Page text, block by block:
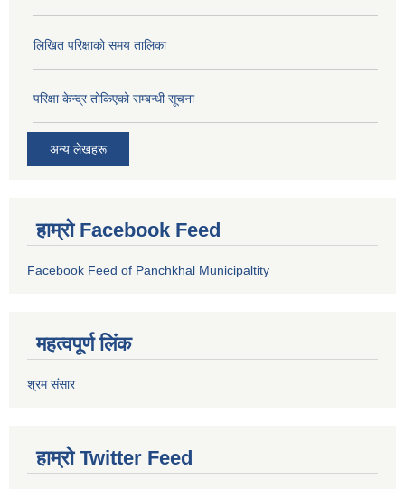
लिखित परिक्षाको समय तालिका
परिक्षा केन्द्र तोकिएको सम्बन्धी सूचना
अन्य लेखहरू
हाम्रो Facebook Feed
Facebook Feed of Panchkhal Municipaltity
महत्वपूर्ण लिंक
श्रम संसार
हाम्रो Twitter Feed